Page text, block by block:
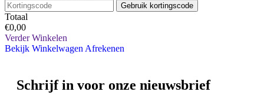
Gebruik kortingscode
Totaal
€0,00
Verder Winkelen
Bekijk Winkelwagen Afrekenen
Schrijf in voor onze nieuwsbrief